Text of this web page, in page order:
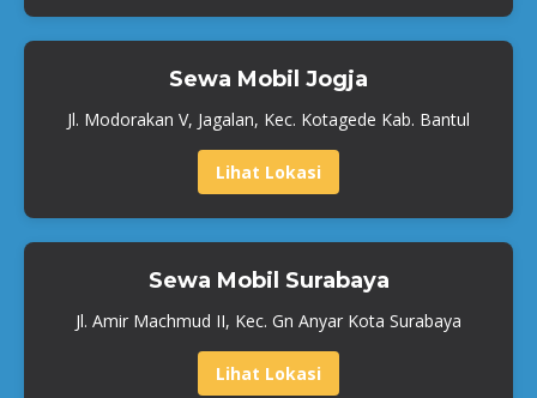
Sewa Mobil Jogja
Jl. Modorakan V, Jagalan, Kec. Kotagede Kab. Bantul
Lihat Lokasi
Sewa Mobil Surabaya
Jl. Amir Machmud II, Kec. Gn Anyar Kota Surabaya
Lihat Lokasi